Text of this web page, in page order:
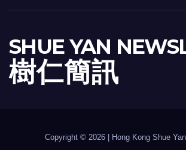
SHUE YAN
樹 仁 簡 訊
Copyright © 2026 | Hong Kong Shue